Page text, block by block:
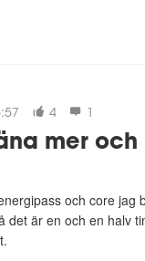
4 1
mer och
och core
det är en och en halv